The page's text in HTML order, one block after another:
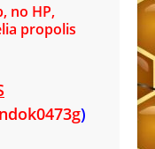
no HP,
propolis
)